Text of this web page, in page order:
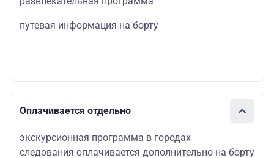
путевая информация на борту
Оплачивается отдельно
экскурсионная программа в городах
следования оплачивается дополнительно на борту